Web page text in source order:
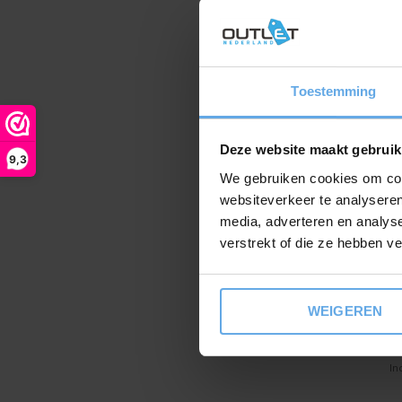
Toestemming
Deze website maakt
We gebruiken cookies om
websiteverkeer te
media, adverteren en
verstrekt of die ze hebben
WEIGEREN
9,3